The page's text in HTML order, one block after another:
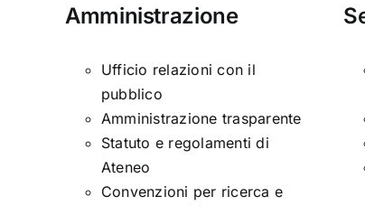
Amministrazione
Ufficio relazioni con il
pubblico
Amministrazione trasparente
Statuto e regolamenti di
Ateneo
Convenzioni per ricerca e